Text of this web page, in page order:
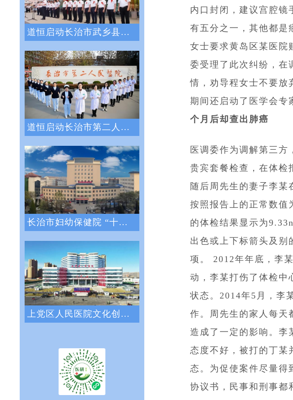
道恒启动长治市武乡县人民医院绩效管理体系
道恒启动长治市第二人民医院绩效管理咨询服
长治市妇幼保健院 “十四五”医院战略与绩
上党区人民医院文化创新咨询项目正式启动
内口封闭，建议宫腔镜
有五分之一，其他都是
女士要求黄岛区某医院
委受理了此次纠纷，在
情，劝导程女士不要放
期间还启动了医学会专
个月后却查出肺癌
医调委作为调解第三方
贵宾套餐检查，在体检
随后周先生的妻子李某
按照报告上的正常数
的体检结果显示为
出色或上下标箭头及别
项。 2012年年底，李
动，李某打伤了体检中
状态。2014年5月，李
作。周先生的家人每天
造成了一定的影响。李
态度不好，被打的丁某
态。为促使案件尽量得
协议书，民事和刑事都